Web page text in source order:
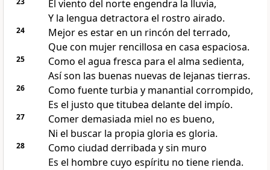
El viento del norte engendra la lluvia,
Y la lengua detractora el rostro airado.
24
Mejor es estar en un rincón del terrado,
Que con mujer rencillosa en casa espaciosa.
25
Como el agua fresca para el alma sedienta,
Así son las buenas nuevas de lejanas tierras.
26
Como fuente turbia y manantial corrompido,
Es el justo que titubea delante del impío.
27
Comer demasiada miel no es bueno,
Ni el buscar la propia gloria es gloria.
28
Como ciudad derribada y sin muro
Es el hombre cuyo espíritu no tiene rienda.